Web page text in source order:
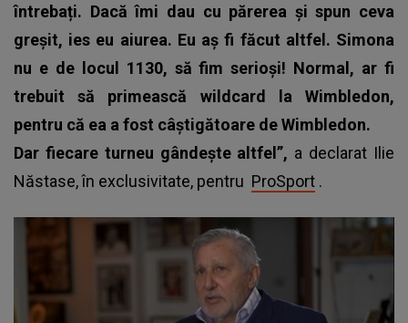
întrebați. Dacă îmi dau cu părerea și spun ceva
greșit, ies eu aiurea. Eu aș fi făcut altfel. Simona
nu e de locul 1130, să fim serioși! Normal, ar fi
trebuit să primească wildcard la Wimbledon,
pentru că ea a fost câștigătoare de Wimbledon.
Dar fiecare turneu gândește altfel”, a declarat Ilie
Năstase, în exclusivitate, pentru ProSport .